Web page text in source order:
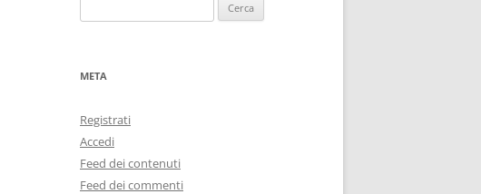
per:
META
Registrati
Accedi
Feed dei contenuti
Feed dei commenti